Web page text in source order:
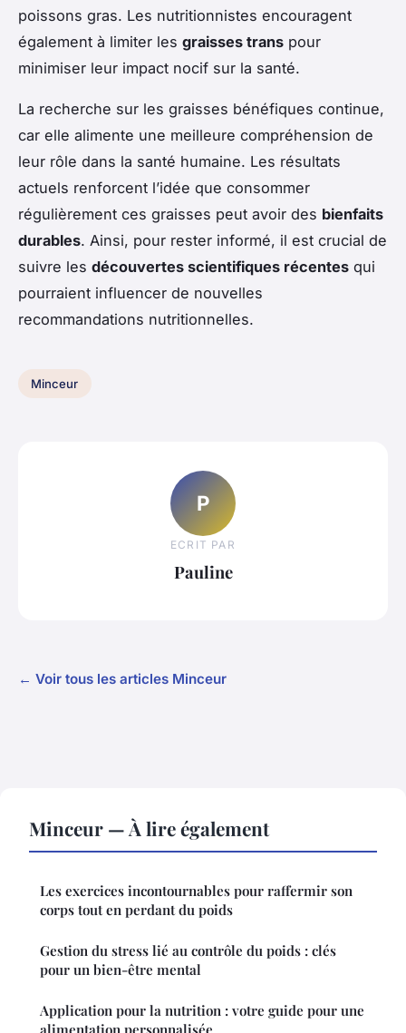
poissons gras. Les nutritionnistes encouragent
également à limiter les graisses trans pour
minimiser leur impact nocif sur la santé.
La recherche sur les graisses bénéfiques continue,
car elle alimente une meilleure compréhension de
leur rôle dans la santé humaine. Les résultats
actuels renforcent l’idée que consommer
régulièrement ces graisses peut avoir des bienfaits
durables. Ainsi, pour rester informé, il est crucial de
suivre les découvertes scientifiques récentes qui
pourraient influencer de nouvelles
recommandations nutritionnelles.
Minceur
P
ECRIT PAR
Pauline
← Voir tous les articles Minceur
Minceur — À lire également
Les exercices incontournables pour raffermir son
corps tout en perdant du poids
Gestion du stress lié au contrôle du poids : clés
pour un bien-être mental
Application pour la nutrition : votre guide pour une